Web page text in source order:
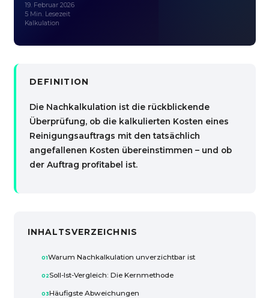
19. Februar 2026
5 Min. Lesezeit
Kalkulation
DEFINITION
Die Nachkalkulation ist die rückblickende
Überprüfung, ob die kalkulierten Kosten eines
Reinigungsauftrags mit den tatsächlich
angefallenen Kosten übereinstimmen – und ob
der Auftrag profitabel ist.
INHALTSVERZEICHNIS
Warum Nachkalkulation unverzichtbar ist
Soll-Ist-Vergleich: Die Kernmethode
Häufigste Abweichungen